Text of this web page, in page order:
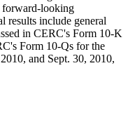
forward-looking
results include general
in CERC's Form 10-K
Form 10-Qs for the
, and Sept. 30, 2010,